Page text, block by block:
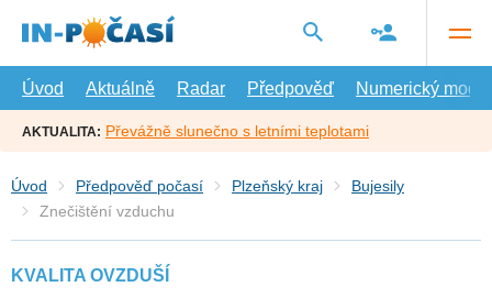
hlavní
Úvod
Aktuálně Radar Předpověď Numerický model
AKTUALITA: Převážně slunečno s letními teplotami
Úvod Předpověď počasí Plzeňský kraj
Bujesily
Znečištění vzduchu
KVALITA OVZDUŠÍ